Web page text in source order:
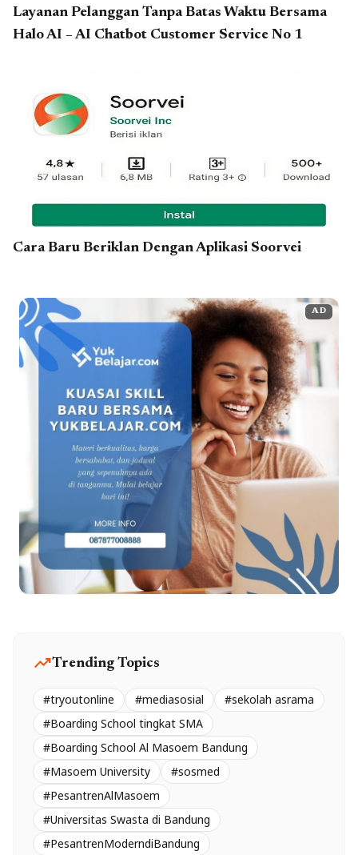
Layanan Pelanggan Tanpa Batas Waktu Bersama
Halo AI – AI Chatbot Customer Service No 1
Cara Baru Beriklan Dengan Aplikasi Soorvei
AD
trending_upTrending Topics
#tryoutonline #mediasosial
#sekolah asrama
#Boarding School tingkat SMA
#Boarding School Al Masoem Bandung
#Masoem University
#sosmed
#PesantrenAlMasoem
#Universitas Swasta di Bandung
#PesantrenModerndiBandung